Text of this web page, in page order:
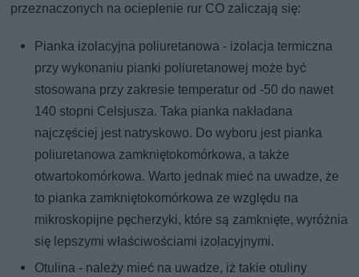
przeznaczonych na ocieplenie rur CO zaliczają się:
Pianka izolacyjna poliuretanowa - izolacja termiczna
przy wykonaniu pianki poliuretanowej może być
stosowana przy zakresie temperatur od -50 do nawet
140 stopni Celsjusza. Taka pianka nakładana
najczęściej jest natryskowo. Do wyboru jest pianka
poliuretanowa zamkniętokomórkowa, a także
otwartokomórkowa. Warto jednak mieć na uwadze, że
to pianka zamkniętokomórkowa ze względu na
mikroskopijne pęcherzyki, które są zamknięte, wyróżnia
się lepszymi właściwościami izolacyjnymi.
Otulina - należy mieć na uwadze, iż takie otuliny